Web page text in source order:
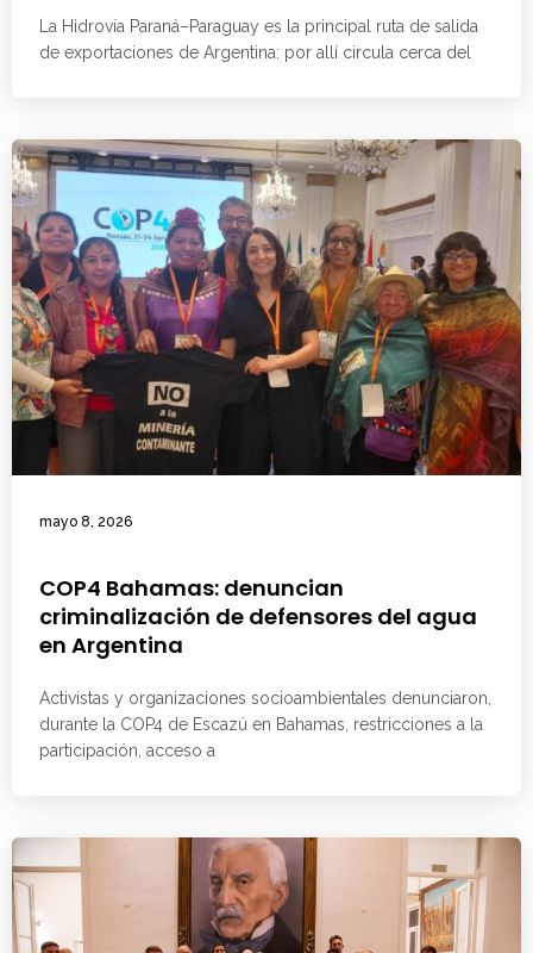
La Hidrovía Paraná–Paraguay es la principal ruta de salida
de exportaciones de Argentina: por allí circula cerca del
mayo 8, 2026
COP4 Bahamas: denuncian
criminalización de defensores del agua
en Argentina
Activistas y organizaciones socioambientales denunciaron,
durante la COP4 de Escazú en Bahamas, restricciones a la
participación, acceso a